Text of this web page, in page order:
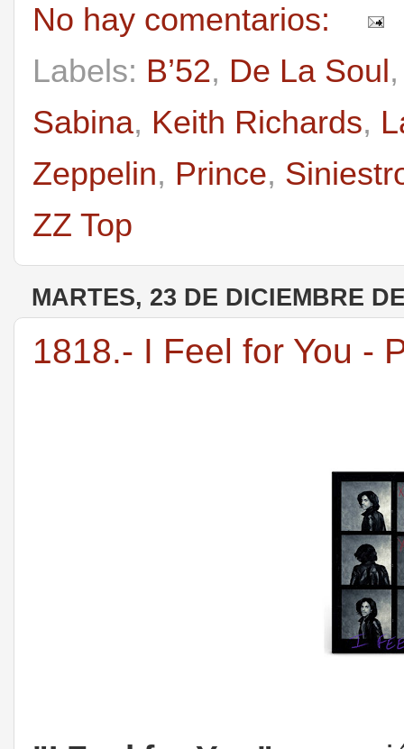
No hay comentarios:
Labels: B’52, De La Soul
Sabina, Keith Richards,
Zeppelin, Prince,
ZZ Top
MARTES, 23 DE DICIEMBRE
1818.- I Feel for You -